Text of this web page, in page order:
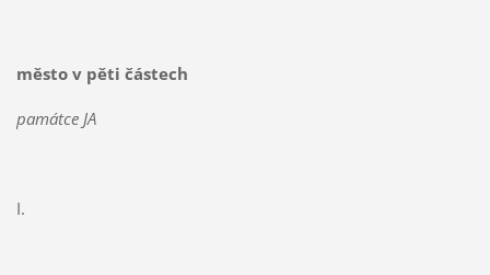
město v pěti částech
památce JA
I.